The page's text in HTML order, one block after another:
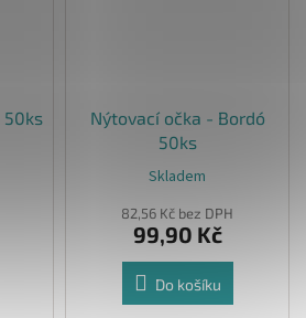
50ks
Nýtovací očka - Bordó
50ks
Skladem
82,56 Kč bez DPH
99,90 Kč
Do košíku